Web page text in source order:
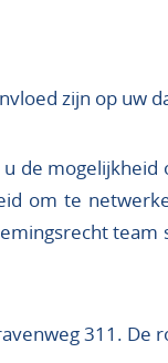
zijn op uw
de
om te
311. De